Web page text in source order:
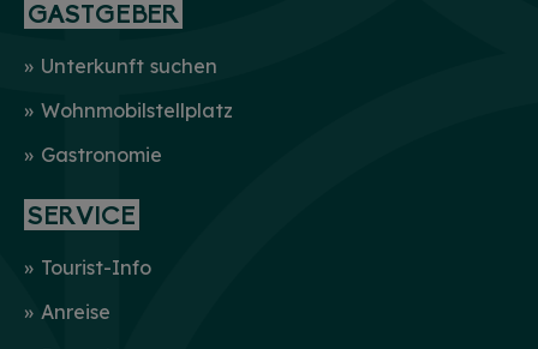
GASTGEBER
Unterkunft suchen
Wohnmobilstellplatz
Gastronomie
SERVICE
Tourist-Info
Anreise